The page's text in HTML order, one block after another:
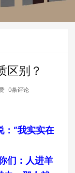
区别？
0条评论
：“我实实在
们：人进羊